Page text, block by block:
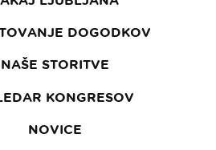
DOGODKOV
NAŠE STORITVE
KONGRESOV
NOVICE